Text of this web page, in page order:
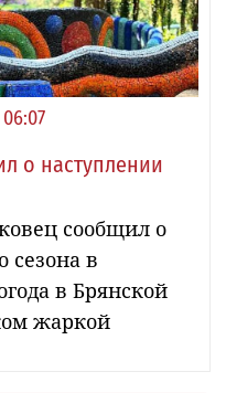
06:07
о наступлении
сообщил о
сезона в
в Брянской
жаркой